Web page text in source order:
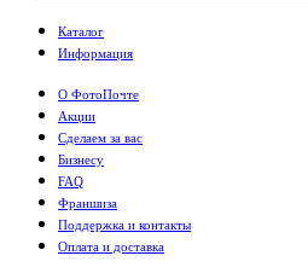
Каталог
Информация
О ФотоПочте
Акции
Сделаем за вас
Бизнесу
FAQ
Франшиза
Поддержка и контакты
Оплата и доставка